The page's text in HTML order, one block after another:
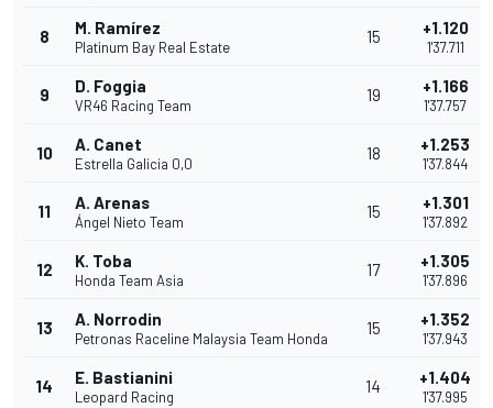
8 M. Ramírez
Platinum Bay Real Estate
15 +1.120
1'37.711
9 D. Foggia
VR46 Racing Team
19 +1.166
1'37.757
10 A. Canet
Estrella Galicia 0,0
18 +1.253
1'37.844
11 A. Arenas
Ángel Nieto Team
15 +1.301
1'37.892
12 K. Toba
Honda Team Asia
17 +1.305
1'37.896
13 A. Norrodin
Petronas Raceline Malaysia Team Honda
15 +1.352
1'37.943
14 E. Bastianini
Leopard Racing
14 +1.404
1'37.995